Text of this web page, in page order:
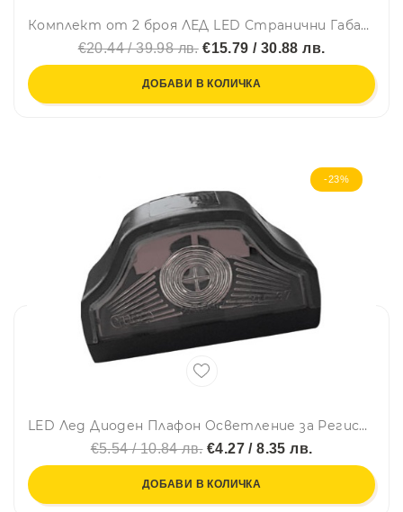
Комплект от 2 броя ЛЕД LED Странични Габарити Габаритни Светлини Тип Рогче с Неон Ефект за Камион Ремарке Тир Бус Ван Каравана и др. 12-24V оранжево
€20.44 / 39.98 лв.€15.79 / 30.88 лв.
ДОБАВИ В КОЛИЧКА
-23%
LED Лед Диоден Плафон Oсветление за Регистрационен Номер ,24V, За Ремарке, Бус, Каравана, Платформа, Черен
€5.54 / 10.84 лв.€4.27 / 8.35 лв.
ДОБАВИ В КОЛИЧКА